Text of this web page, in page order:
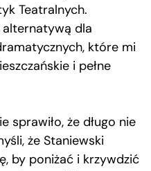
Teatralnych.
alternatywą dla
które mi
i pełne
sprawiło, że długo nie
że Staniewski
by poniżać i krzywdzić